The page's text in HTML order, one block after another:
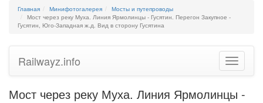
Главная Минифотогалерея
Мосты и путепроводы
Мост через реку Муха. Линия Ярмолинцы - Гусятин. Перегон Закупное -
Гусятин, Юго-Западная ж.д. Вид в сторону Гусятина
Toggle
Railwayz.info
Мост через реку Муха. Линия Ярмолинцы -